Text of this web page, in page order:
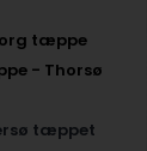
tæppe
- Thorsø
tæppet